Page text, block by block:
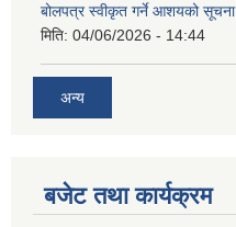
बोलपत्र स्वीकृत गर्ने आशयको सूचना
मिति: 04/06/2026 - 14:44
अन्य
बजेट तथा कार्यक्रम